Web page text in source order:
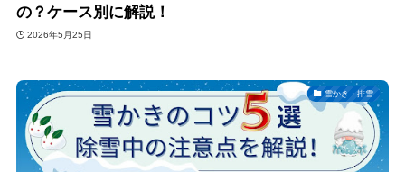
の？ケース別に解説！
2026年5月25日
雪かき・排雪